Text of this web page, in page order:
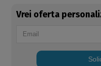
Vrei oferta